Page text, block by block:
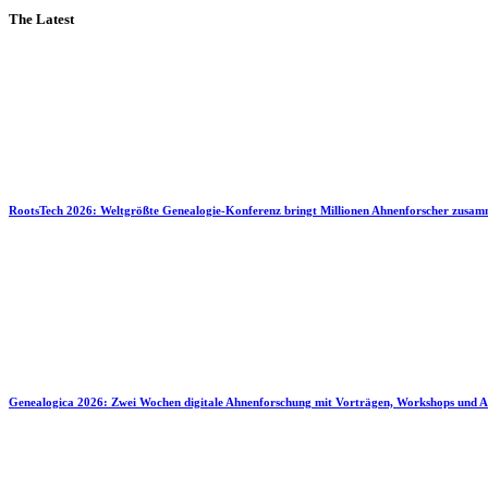
The Latest
RootsTech 2026: Weltgrößte Genealogie-Konferenz bringt Millionen Ahnenforscher
Genealogica 2026: Zwei Wochen digitale Ahnenforschung mit Vorträgen, Workshops und